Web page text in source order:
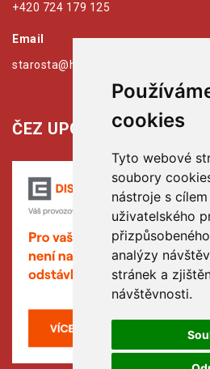
cookies
Tyto webové
soubory
nástroje s
uživatelského
analýzy
stránek a
návštěvnosti.
+420 724 179 125
Email
starosta@hribiny-ledska.cz
ČEZ UPOZORŇUJE: